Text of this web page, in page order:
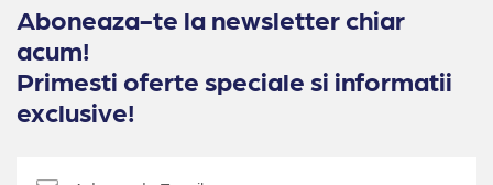
Aboneaza-te la newsletter chiar
acum!
Primesti oferte speciale si informatii
exclusive!